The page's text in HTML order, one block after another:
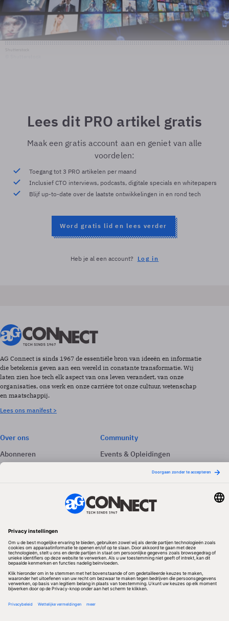
Lees dit PRO artikel gratis
Maak een gratis account aan en geniet van alle
voordelen:
Toegang tot 3 PRO artikelen per maand
Inclusief CTO interviews, podcasts, digitale specials en whitepapers
Blijf up-to-date over de laatste ontwikkelingen in en rond tech
Word gratis lid en lees verder
Heb je al een account? Log in
AG Connect is sinds 1967 de essentiële bron van ideeën en informatie
die betekenis geven aan een wereld in constante transformatie. Wij
laten zien hoe tech elk aspect van ons leven verandert, van onze
organisaties, ons werk en onze carrière tot onze cultuur, wetenschap
en maatschappij.
Lees ons manifest >
Over ons
Abonneren
Adverteren
Community
Events & Opleidingen
Nieuwsbrieven
Volg ons
Redactionele partner